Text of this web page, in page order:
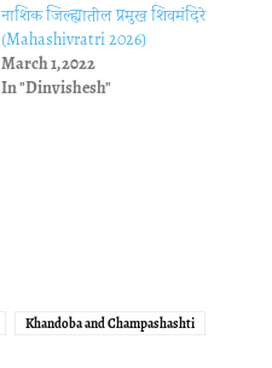
नाशिक जिल्ह्यातील प्रमुख शिवमंदिरे
(Mahashivratri 2026)
March 1, 2022
In "Dinvishesh"
Khandoba and Champashashti